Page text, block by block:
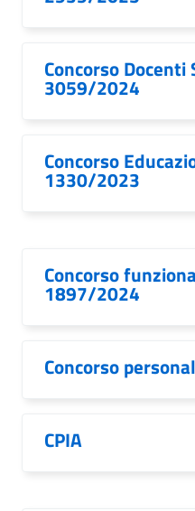
Concorso Docenti
3059/2024
Concorso
1330/2023
Concorso
1897/2024
Concorso
CPIA